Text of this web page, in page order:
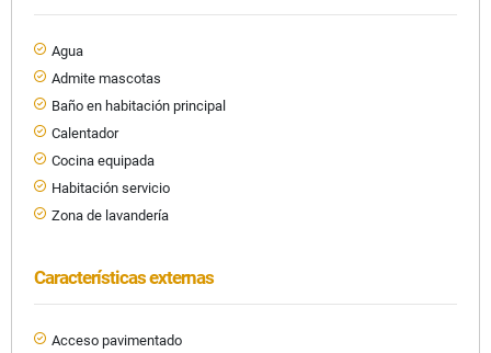
Agua
Admite mascotas
Baño en habitación principal
Calentador
Cocina equipada
Habitación servicio
Zona de lavandería
Características externas
Acceso pavimentado